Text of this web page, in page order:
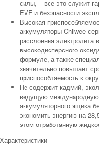
силы, – все это служит
EVF и безопасности
Высокая
аккумуляторы Chilwee
расслоения электролита
высокодисперсного
формуле, а также
значительно повышает
приспособляемость к
Не содержит кадмий,
ведущую международную
аккумуляторного ящика
экономить энергию на
этом отработанную
Характеристики